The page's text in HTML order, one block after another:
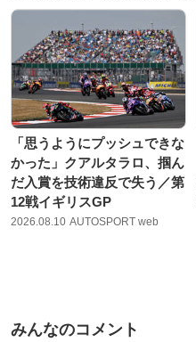
「思うようにプッシュできな
かった」クアルタラロ、掴ん
だ入賞を技術違反で失う／第
12戦イギリスGP
2026.08.10 AUTOSPORT web
みんなのコメント